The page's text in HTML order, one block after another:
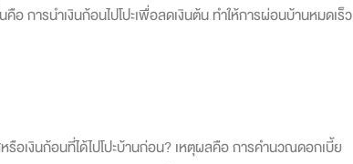
อ การนำเงินก้อนไปโปะเพื่อลดเงินต้น ทำให้การผ่อนบ้านหมดเร็ว
อเงินก้อนที่ได้ไปโปะบ้านก่อน? เหตุผลคือ การคำนวณดอกเบี้ย